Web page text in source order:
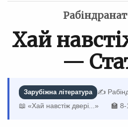
Хай
—
Зарубіжна література
✍️
📖 «Хай навстіж двері...»
🏫 8-